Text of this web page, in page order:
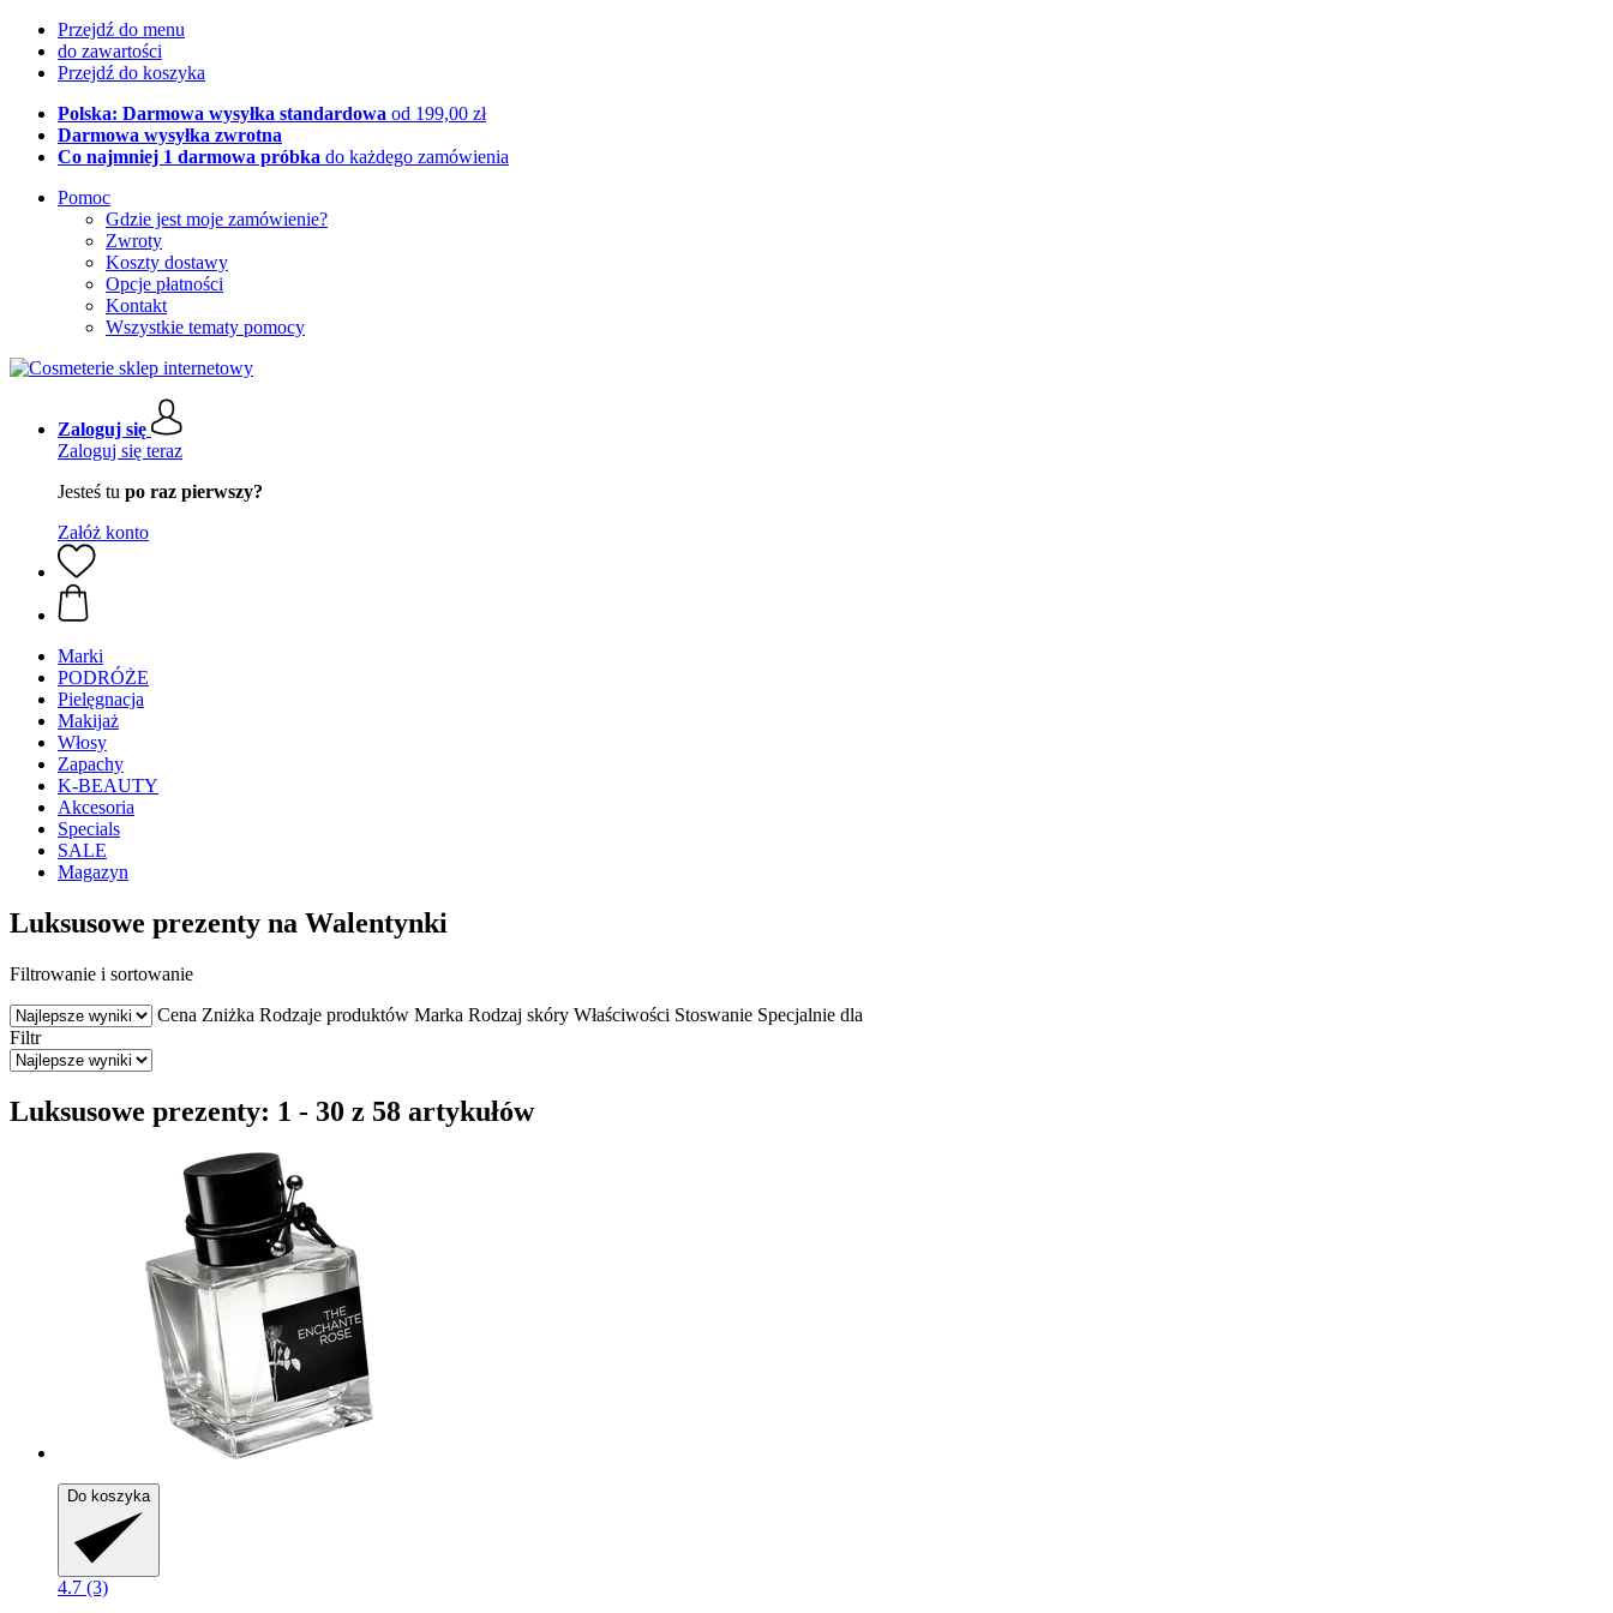
Przejdź do menu
do zawartości
Przejdź do koszyka
Polska: Darmowa wysyłka standardowa od 199,00 zł
Darmowa wysyłka zwrotna
Co najmniej 1 darmowa próbka do każdego zamówienia
Pomoc
Gdzie jest moje zamówienie?
Zwroty
Koszty dostawy
Opcje płatności
Kontakt
Wszystkie tematy pomocy
Zaloguj się
Zaloguj się teraz
Jesteś tu po raz pierwszy?
Załóż konto
Marki
PODRÓŻE
Pielęgnacja
Makijaż
Włosy
Zapachy
K-BEAUTY
Akcesoria
Specials
SALE
Magazyn
Luksusowe prezenty na Walentynki
Filtrowanie i sortowanie
Cena Zniżka Rodzaje produktów Marka Rodzaj skóry Właściwości Stoswanie Specjalnie dla
Filtr
Luksusowe prezenty: 1 - 30 z 58 artykułów
Do koszyka
4.7 (3)